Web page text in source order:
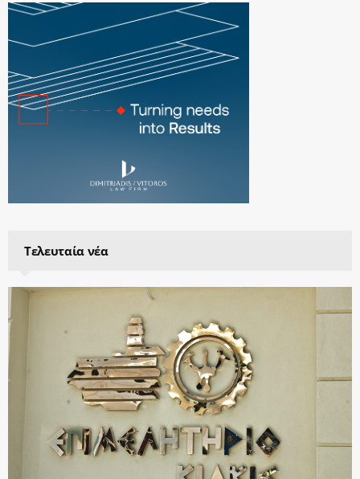
Τελευταία νέα